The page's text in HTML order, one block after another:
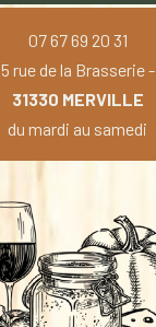
07 67 69 20 31
5 rue de la Brasserie -
31330 MERVILLE
du mardi au samedi